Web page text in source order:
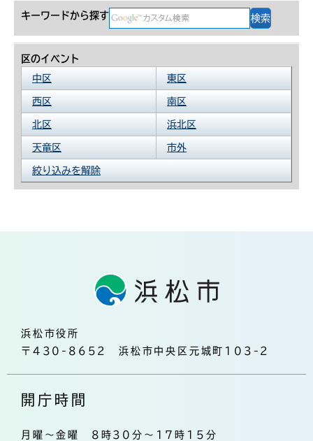
キーワードから探す
区のイベント
中区
東区
西区 南区
北区 浜北区
天竜区 市外
絞り込みを解除
浜松市役所
〒430-8652 浜松市中央区元城町103-2
開庁時間
月曜～金曜 8時30分～17時15分